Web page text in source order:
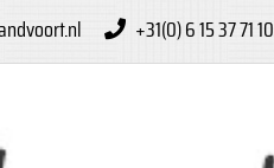
+31(0) 6 15 37 71 10